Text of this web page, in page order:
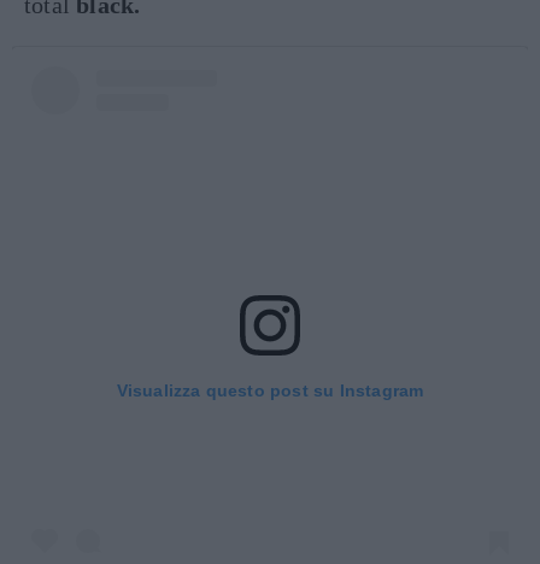
Visualizza questo post su Instagram